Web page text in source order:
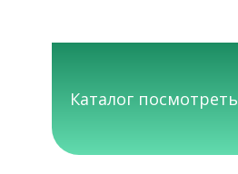
Каталог